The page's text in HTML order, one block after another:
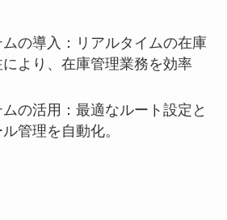
の導入：リアルタイムの在庫
より、在庫管理業務を効率
の活用：最適なルート設定と
管理を自動化。